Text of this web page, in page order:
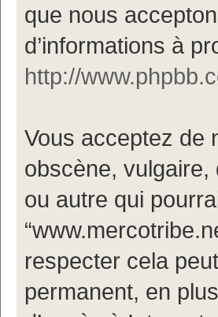
que nous
d’informations à
http://
Vous acceptez de
obscène,
ou autre qui
respecter cela
permanent, en